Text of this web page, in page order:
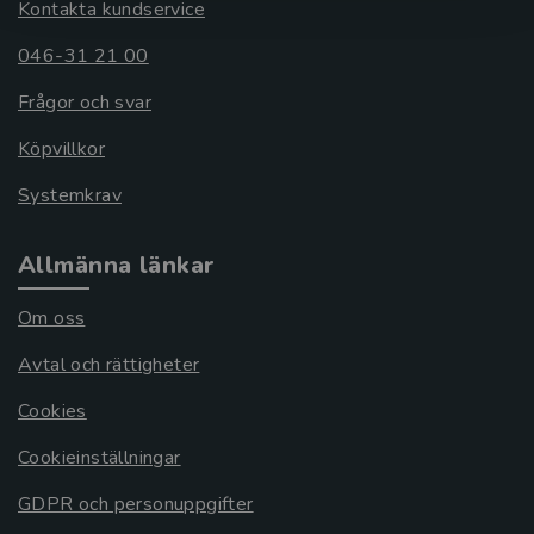
Kontakta kundservice
046-31 21 00
Frågor och svar
Köpvillkor
Systemkrav
Allmänna länkar
Om oss
Avtal och rättigheter
Cookies
Cookieinställningar
GDPR och personuppgifter